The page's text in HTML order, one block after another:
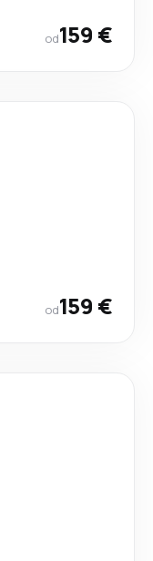
od159 €
od159 €